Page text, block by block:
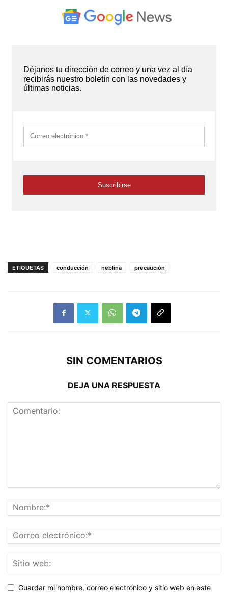
ETIQUETAS conducción neblina precaución
SIN COMENTARIOS
DEJA UNA RESPUESTA
Guardar mi nombre, correo electrónico y sitio web en este